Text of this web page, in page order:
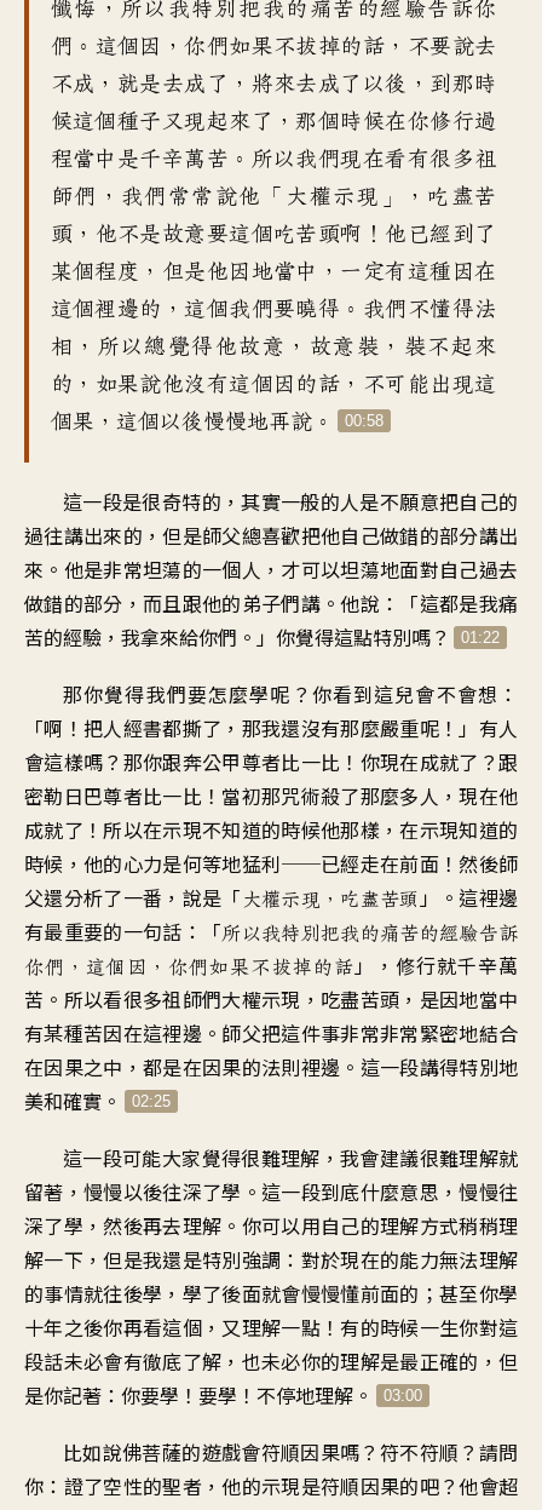
懺悔 ， 所以我特別把我的痛苦的經驗告訴你
們 。 這個因，你們如果不拔掉的話 ，
不要說去
不成，就是去成了 ， 將來去成了以後 ， 到那時
候這個種子又現起來了 ， 那個時候在你修行過
程當中 是千辛萬苦 。 所以我們現在看有很多祖
師們 ， 我們常常說他「大權示現 」， 吃盡苦
頭 ， 他不是故意要這個吃苦頭啊 ！ 他已經到了
某個程度 ， 但是他因地當中 ， 一定有這種因在
這個裡邊的 ， 這個我們要曉得 。 我們不懂得法
相 ， 所以總覺得他故意 ， 故意裝，裝不起來
的 ， 如果說他沒有這個因的話 ，
不可能出現這
個果 ， 這個以後慢慢地再說。 00:58
這一段是很奇特的 ，其實一般的人是不願意把自己的
過往講出來的 ，但是師父總喜歡把他自己做錯的部分講出
來 。 他是非常坦蕩的一個人 ， 才可以坦蕩地面對自己過去
做錯的部分 ，而且跟他的弟子們講 。他說：「這都是我痛
苦的經驗 ， 我拿來給你們 。」 你覺得這點特別嗎？ 01:22
那你覺得我們要怎麼學呢 ？ 你看到這兒會不會想 ：
「啊！把人經書都撕了 ， 那我還沒有那麼嚴重呢 ！」 有人
會這樣嗎？ 那你跟奔公甲尊者比一比 ！ 你現在成就了 ？ 跟
密勒日巴尊者比一比 ！ 當初那咒術殺了那麼多人 ，現在他
成就了 ！ 所以在示現不知道的時候他那樣 ，在示現知道的
時候 ，他的心力是何等地猛利──已經走在前面！然後師
父還分析了一番 ， 說是「 大權示現，吃盡苦頭 」。 這裡邊
有最重要的一句話 ：「所以我特別把我的痛苦的經驗告訴
你們 ， 這個因，你們如果不拔掉的話 」， 修行就千辛萬
苦 。 所以看很多祖師們大權示現 ， 吃盡苦頭 ， 是因地當中
有某種苦因在這裡邊 。 師父把這件事非常非常緊密地結合
在因果之中 ，都是在因果的法則裡邊 。 這一段講得特別地
美和確實 。 02:25
這一段可能大家覺得很難理解 ，我會建議很難理解就
留著 ，慢慢以後往深了學 。 這一段到底什麼意思 ，慢慢往
深了學，然後再去理解 。 你可以用自己的理解方式稍稍理
解一下 ，但是我還是特別強調 ： 對於現在的能力無法理解
的事情就往後學 ， 學了後面就會慢慢懂前面的 ； 甚至你學
十年之後你再看這個 ， 又理解一點 ！ 有的時候一生你對這
段話未必會有徹底了解 ， 也未必你的理解是最正確的 ，但
是你記著 ： 你要學！要學！不停地理解 。 03:00
比如說佛菩薩的遊戲會符順因果嗎？符不符順 ？ 請問
你：證了空性的聖者 ，他的示現是符順因果的吧？他會超